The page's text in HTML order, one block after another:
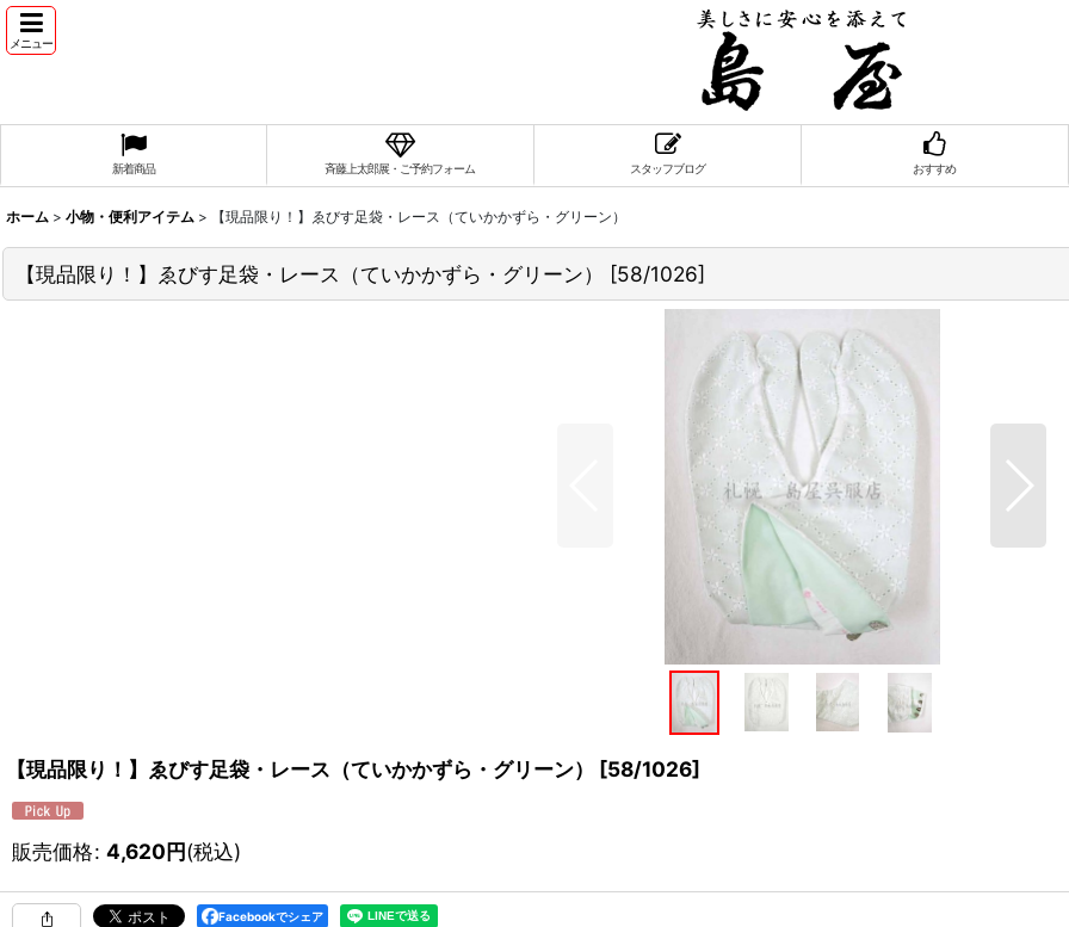
メニュー
新着商品 斉藤上太郎展・ご予約フォーム スタッフブログ おすすめ
ホーム > 小物・便利アイテム > 【現品限り！】ゑびす足袋・レース（ていかかずら・グリーン）
【現品限り！】ゑびす足袋・レース（ていかかずら・グリーン） [58/1026]
【現品限り！】ゑびす足袋・レース（ていかかずら・グリーン） [58/1026]
販売価格: 4,620円(税込)
Facebookでシェア